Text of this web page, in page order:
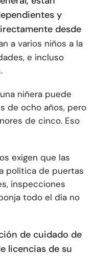
y
desde
a varios niños a la
e incluso
niñera puede
de ocho años, pero
de cinco. Eso
exigen que las
política de puertas
inspecciones
todo el día no
de cuidado de
licencias de su